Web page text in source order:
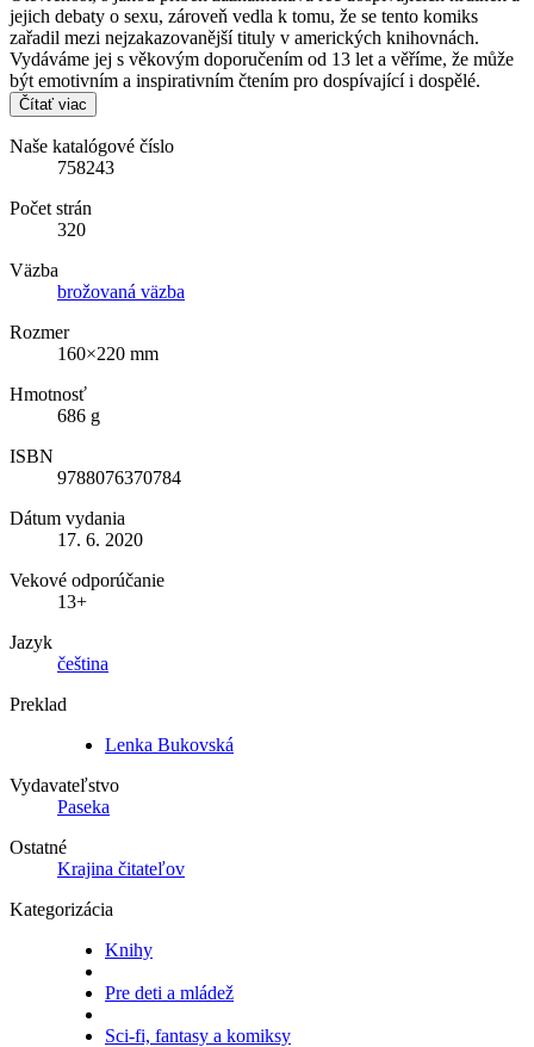
jejich debaty o sexu, zároveň vedla k tomu, že se tento komiks
zařadil mezi nejzakazovanější tituly v amerických knihovnách.
Vydáváme jej s věkovým doporučením od 13 let a věříme, že může
být emotivním a inspirativním čtením pro dospívající i dospělé.
Čítať viac
Naše katalógové číslo
758243
Počet strán
320
Väzba
brožovaná väzba
Rozmer
160×220 mm
Hmotnosť
686 g
ISBN
9788076370784
Dátum vydania
17. 6. 2020
Vekové odporúčanie
13+
Jazyk
čeština
Preklad
Lenka Bukovská
Vydavateľstvo
Paseka
Ostatné
Krajina čitateľov
Kategorizácia
Knihy
Pre deti a mládež
Sci-fi, fantasy a komiksy